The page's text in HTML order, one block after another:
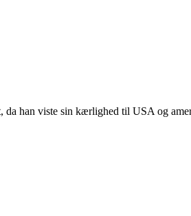
da han viste sin kærlighed til USA og